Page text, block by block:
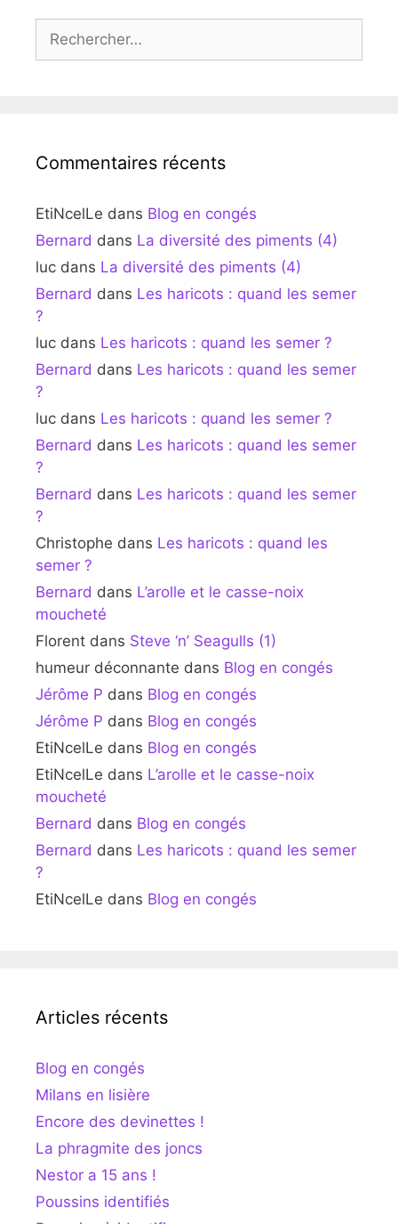
Rechercher :
Commentaires récents
EtiNcelLe dans Blog en congés
Bernard dans La diversité des piments (4)
luc dans La diversité des piments (4)
Bernard dans Les haricots : quand les semer
?
luc dans Les haricots : quand les semer ?
Bernard dans Les haricots : quand les semer
?
luc dans Les haricots : quand les semer ?
Bernard dans Les haricots : quand les semer
?
Bernard dans Les haricots : quand les semer
?
Christophe dans Les haricots : quand les
semer ?
Bernard dans L’arolle et le casse-noix
moucheté
Florent dans Steve ‘n’ Seagulls (1)
humeur déconnante dans Blog en congés
Jérôme P dans Blog en congés
Jérôme P dans Blog en congés
EtiNcelLe dans Blog en congés
EtiNcelLe dans L’arolle et le casse-noix
moucheté
Bernard dans Blog en congés
Bernard dans Les haricots : quand les semer
?
EtiNcelLe dans Blog en congés
Articles récents
Blog en congés
Milans en lisière
Encore des devinettes !
La phragmite des joncs
Nestor a 15 ans !
Poussins identifiés